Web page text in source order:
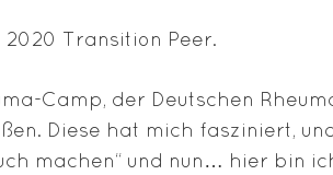
Transition Peer.
Camp, der Deutschen
Diese hat mich fasziniert,
machen“ und nun… hier bin